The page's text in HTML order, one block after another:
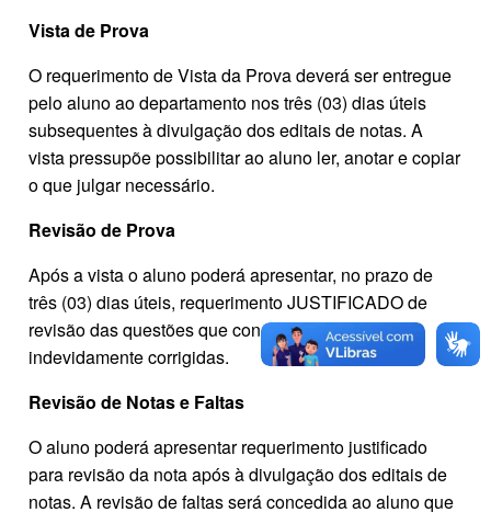
Vista de Prova
O requerimento de Vista da Prova deverá ser entregue
pelo aluno ao departamento nos três (03) dias úteis
subsequentes à divulgação dos editais de notas. A
vista pressupõe possibilitar ao aluno ler, anotar e copiar
o que julgar necessário.
Revisão de Prova
Após a vista o aluno poderá apresentar, no prazo de
três (03) dias úteis, requerimento JUSTIFICADO de
revisão das questões que considere terem sido
indevidamente corrigidas.
Revisão de Notas e Faltas
O aluno poderá apresentar requerimento justificado
para revisão da nota após à divulgação dos editais de
notas. A revisão de faltas será concedida ao aluno que